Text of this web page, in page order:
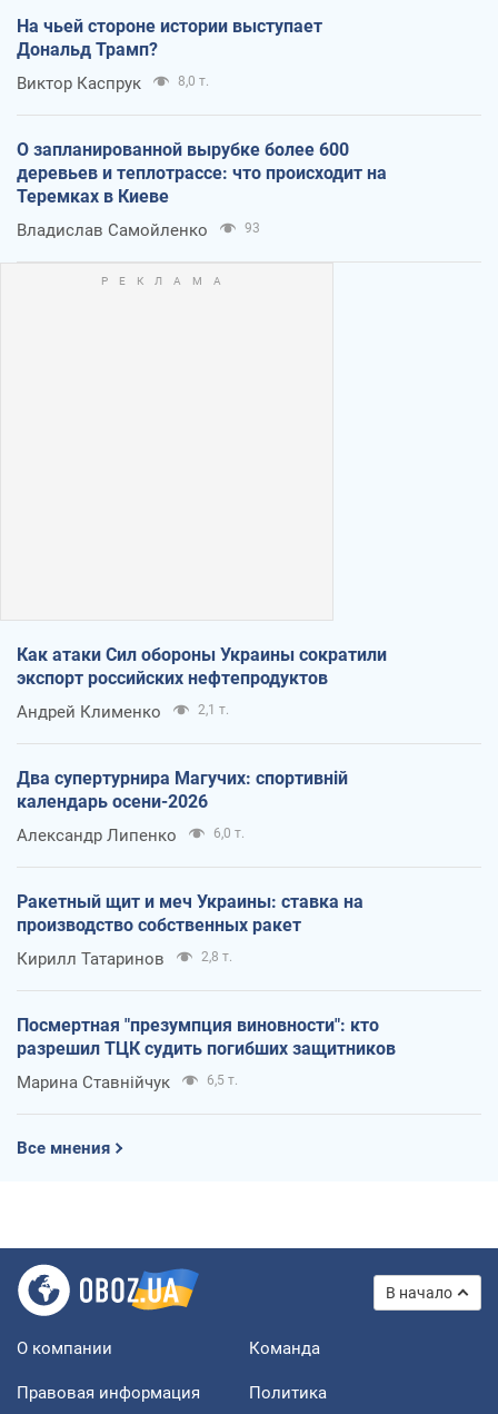
На чьей стороне истории выступает
Дональд Трамп?
Виктор Каспрук 8,0 т.
О запланированной вырубке более 600
деревьев и теплотрассе: что происходит на
Теремках в Киеве
Владислав Самойленко 93
Как атаки Сил обороны Украины сократили
экспорт российских нефтепродуктов
Андрей Клименко 2,1 т.
Два супертурнира Магучих: спортивній
календарь осени-2026
Александр Липенко 6,0 т.
Ракетный щит и меч Украины: ставка на
производство собственных ракет
Кирилл Татаринов 2,8 т.
Посмертная "презумпция виновности": кто
разрешил ТЦК судить погибших защитников
Марина Ставнійчук 6,5 т.
Все мнения
В начало
О компании Команда
Правовая информация
Политика